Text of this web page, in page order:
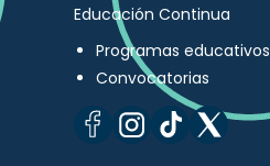
Educación Continua
Programas educativos
Convocatorias